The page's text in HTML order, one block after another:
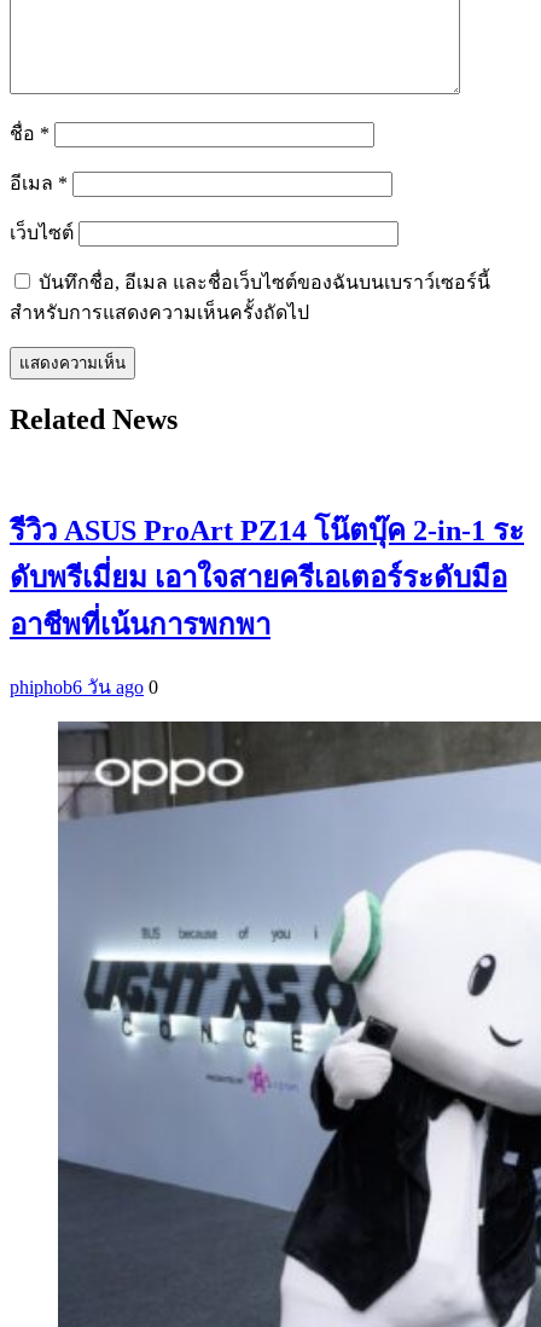
ชื่อ *
อีเมล *
เว็บไซต์
บันทึกชื่อ, อีเมล และชื่อเว็บไซต์ของฉันบนเบราว์เซอร์นี้
สำหรับการแสดงความเห็นครั้งถัดไป
Related News
รีวิว ASUS ProArt PZ14 โน๊ตบุ๊ค 2-in-1 ระ
ดับพรีเมี่ยม เอาใจสายครีเอเตอร์ระดับมือ
อาชีพที่เน้นการพกพา
phiphob6 วัน ago 0